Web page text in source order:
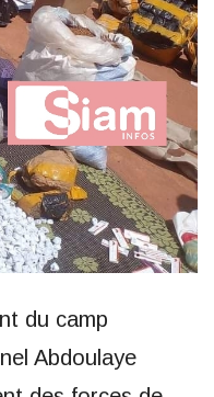
du camp
Abdoulaye